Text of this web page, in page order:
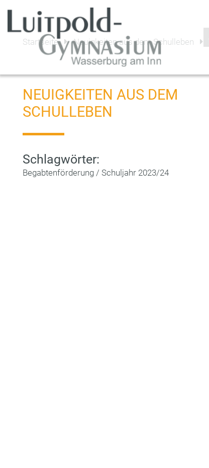
Startseite Neuigkeiten aus dem Schulleben
NEUIGKEITEN AUS DEM
SCHULLEBEN
Schlagwörter:
Begabtenförderung / Schuljahr 2023/24